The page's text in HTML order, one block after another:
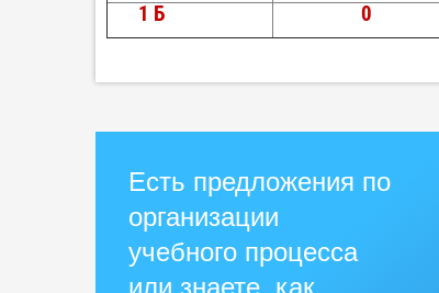
1 Б
0
Есть предложения по
организации
учебного процесса
или знаете, как